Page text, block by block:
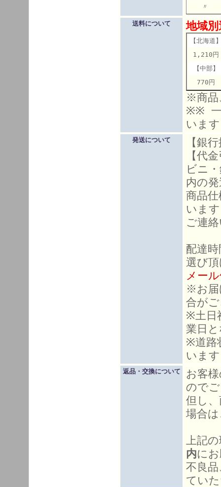
〃 こ
送料について 地域
【北海道
1,210円
【中部】
770円
※商品
※※ 一
いま
発送について
【銀
【代
ビニ
内の
商品
いま
ご連
配達
選び
メー
※お届
合が
※土日
業日
※道路
いま
返品・交換について
お客
ので
但し
場合
上記
内に
不良
てい